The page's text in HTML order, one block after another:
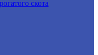
скота